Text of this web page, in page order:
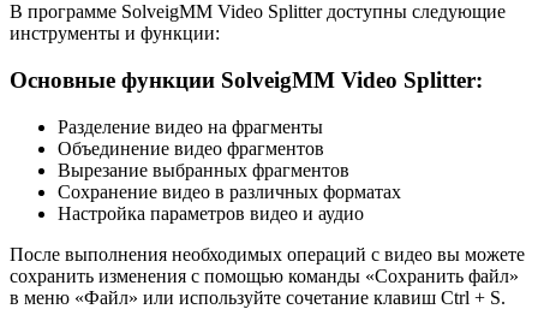
В программе SolveigMM Video Splitter доступны следующие
инструменты и функции:
Основные функции SolveigMM Video Splitter:
Разделение видео на фрагменты
Объединение видео фрагментов
Вырезание выбранных фрагментов
Сохранение видео в различных форматах
Настройка параметров видео и аудио
После выполнения необходимых операций с видео вы можете
сохранить изменения с помощью команды «Сохранить файл»
в меню «Файл» или используйте сочетание клавиш Ctrl + S.